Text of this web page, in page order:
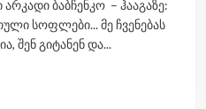
ბაბჩენკო – ჰააგაზე:
სოფლები... მე ჩვენებას
შენ გიტანენ და...